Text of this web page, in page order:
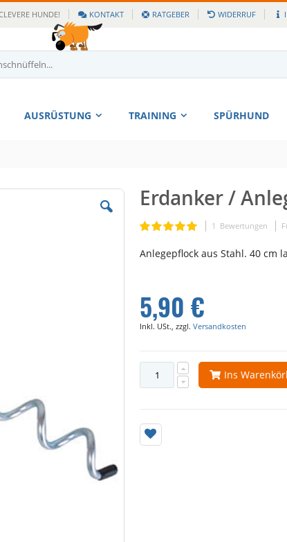
HUNDE! KONTAKT RATGEBER WIDERRUF
AUSRÜSTUNG TRAINING SPÜRHUND
Zum
springen
Erdanker /
Bewertung: 1 Bewertungen
Anlegepflock aus Stahl. 40 cm
5,90 €
Inkl. USt., zzgl.Versandkosten
Ins